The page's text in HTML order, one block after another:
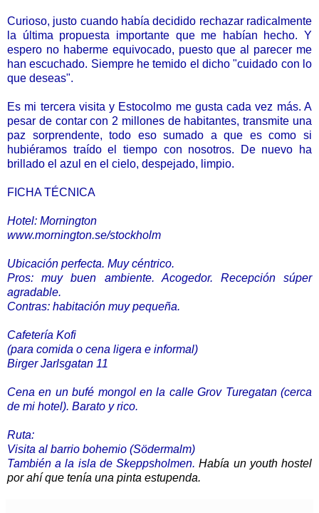
Curioso, justo cuando había decidido rechazar radicalmente
la última propuesta importante que me habían hecho. Y
espero no haberme equivocado, puesto que al parecer me
han escuchado. Siempre he temido el dicho "cuidado con lo
que deseas".
Es mi tercera visita y Estocolmo me gusta cada vez más. A
pesar de contar con 2 millones de habitantes, transmite una
paz sorprendente, todo eso sumado a que es como si
hubiéramos traído el tiempo con nosotros. De nuevo ha
brillado el azul en el cielo, despejado, limpio.
FICHA TÉCNICA
Hotel: Mornington
www.mornington.se/stockholm
Ubicación perfecta. Muy céntrico.
Pros: muy buen ambiente. Acogedor. Recepción súper
agradable.
Contras: habitación muy pequeña.
Cafetería Kofi
(para comida o cena ligera e informal)
Birger Jarlsgatan 11
Cena en un bufé mongol en la calle Grov Turegatan (cerca
de mi hotel). Barato y rico.
Ruta:
Visita al barrio bohemio (Södermalm)
También a la isla de Skeppsholmen. Había un youth hostel
por ahí que tenía una pinta estupenda.